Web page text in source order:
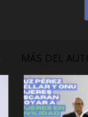
MÁS DEL